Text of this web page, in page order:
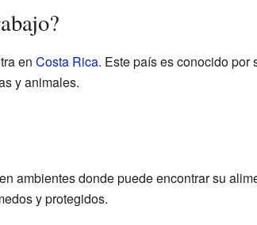
en Costa Rica. Este país es conocido por
y animales.
ambientes donde puede encontrar su
y protegidos.